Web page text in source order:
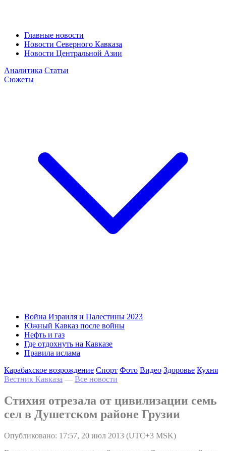
Главные новости
Новости Северного Кавказа
Новости Центральной Азии
Аналитика Статьи
Сюжеты
Война Израиля и Палестины 2023
Южный Кавказ после войны
Нефть и газ
Где отдохнуть на Кавказе
Правила ислама
Карабахское возрождение Спорт Фото Видео Здоровье Кухня
Вестник Кавказа — Все новости
Стихия отрезала от цивилизации семь
сел в Душетском районе Грузии
Опубликовано: 17:57, 20 июл 2013 (UTC+3 MSK)